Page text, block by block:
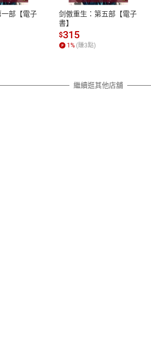
之權利，遽消費者保護法及通訊交
除權合理例外情事適用準則，依商
質各有不同規定。詳細退換貨說明
照各商品說明。
部【電子
剑傲重生：第五部【電子
書】
$315
1 % (賺3點)
繼續逛其他店舖